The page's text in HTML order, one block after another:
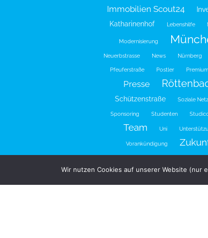
Immobilien Scout24
Katharinenhof
Lebenshilfe
Modernisierung
Neuerbstrasse News Nürnberg
Pfeuferstraße Postler
Presse
Schützenstraße Soziale
Sponsoring Studenten
Team Uni
Vorankündigung
Wir nutzen Cookies auf unserer Website (nur